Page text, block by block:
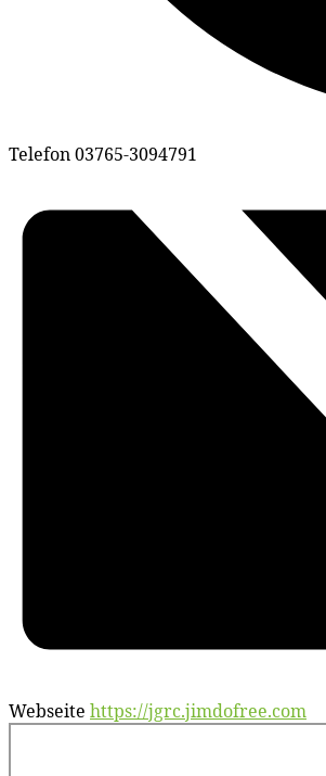
Telefon03765-3094791
Webseite https://jgrc.jimdofree.com